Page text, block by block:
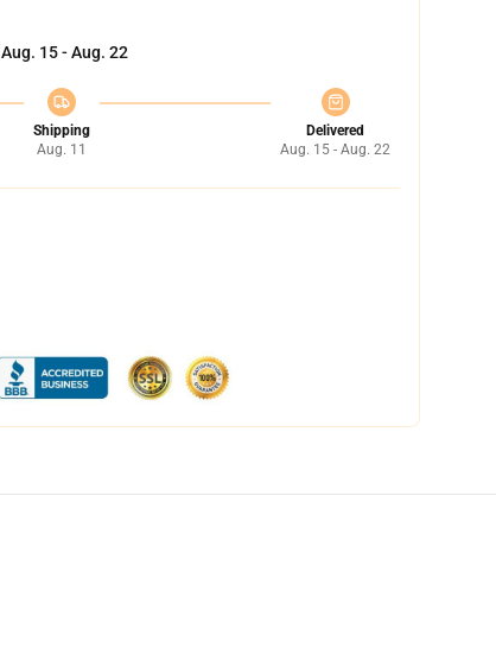
Aug. 15 - Aug. 22
Shipping
Aug. 11
Delivered
Aug. 15 - Aug. 22